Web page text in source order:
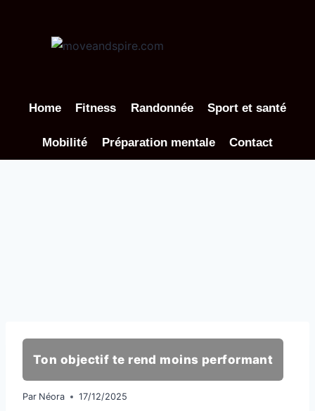
Home Fitness Randonnée Sport et santé
Mobilité Préparation mentale Contact
Ton objectif te rend moins performant
Par Néora 17/12/2025